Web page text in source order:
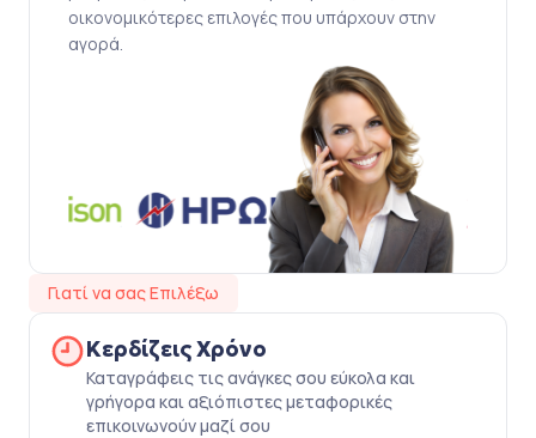
οικονομικότερες επιλογές που υπάρχουν στην
αγορά.
Γιατί να σας Επιλέξω
Κερδίζεις Χρόνο
Καταγράφεις τις ανάγκες σου εύκολα και
γρήγορα και αξιόπιστες μεταφορικές
επικοινωνούν μαζί σου